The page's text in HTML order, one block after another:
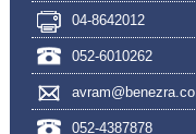
04-8642012
052-6010262
052-4387878